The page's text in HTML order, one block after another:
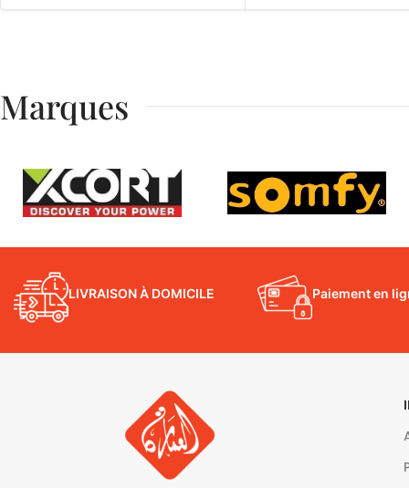
Marques
LIVRAISON À DOMICILE Paiement en